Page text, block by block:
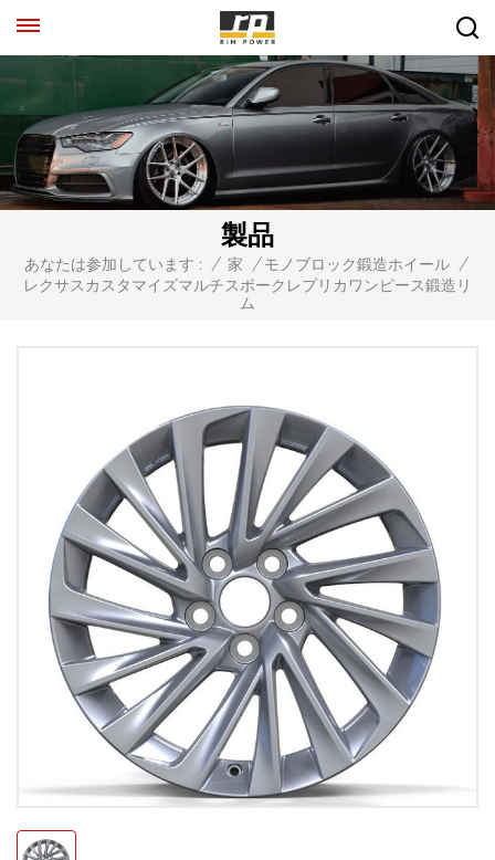
製品
あなたは参加しています : / 家 / モノブロック鍛造ホイール /
レクサスカスタマイズマルチスポークレプリカワンピース鍛造リ
ム